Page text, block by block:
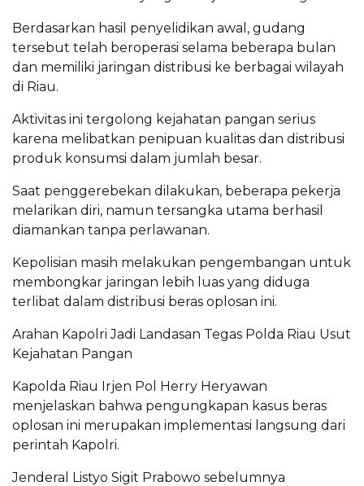
Berdasarkan hasil penyelidikan awal, gudang
tersebut telah beroperasi selama beberapa bulan
dan memiliki jaringan distribusi ke berbagai wilayah
di Riau.
Aktivitas ini tergolong kejahatan pangan serius
karena melibatkan penipuan kualitas dan distribusi
produk konsumsi dalam jumlah besar.
Saat penggerebekan dilakukan, beberapa pekerja
melarikan diri, namun tersangka utama berhasil
diamankan tanpa perlawanan.
Kepolisian masih melakukan pengembangan untuk
membongkar jaringan lebih luas yang diduga
terlibat dalam distribusi beras oplosan ini.
Arahan Kapolri Jadi Landasan Tegas Polda Riau Usut
Kejahatan Pangan
Kapolda Riau Irjen Pol Herry Heryawan
menjelaskan bahwa pengungkapan kasus beras
oplosan ini merupakan implementasi langsung dari
perintah Kapolri.
Jenderal Listyo Sigit Prabowo sebelumnya